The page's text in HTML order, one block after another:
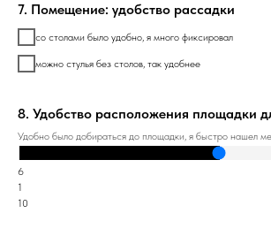
7. Помещение: удобство рассадки
со столами было удобно, я много фиксировал
можно стулья без столов, так удобнее
8. Удобство расположения площадки
Удобно было добираться до площадки, я быстро нашел
6
1
10